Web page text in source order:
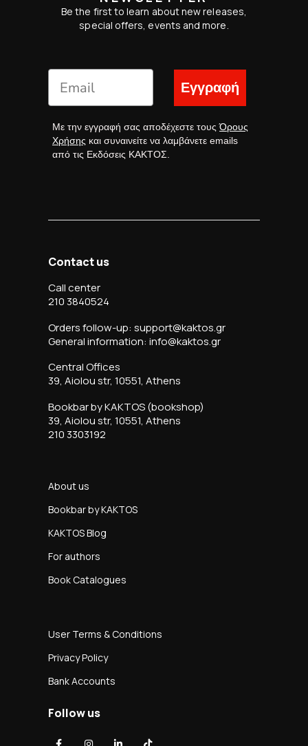
Be the first to learn about new releases,
special offers, events and more.
Εγγραφή
Με την εγγραφή σας αποδέχεστε τουςΌρους
Χρήσης και συναινείτε να λαμβάνετε emails
από τις Εκδόσεις ΚΑΚΤΟΣ.
Contact us
Call center
210 3840524
Orders follow-up: support@kaktos.gr
General information: info@kaktos.gr
Central Offices
39, Aiolou str, 10551, Athens
Bookbar by KAKTOS (bookshop)
39, Aiolou str, 10551, Athens
210 3303192
About us
Bookbar by KAKTOS
KAKTOS Blog
For authors
Book Catalogues
User Terms & Conditions
Privacy Policy
Bank Accounts
Follow us